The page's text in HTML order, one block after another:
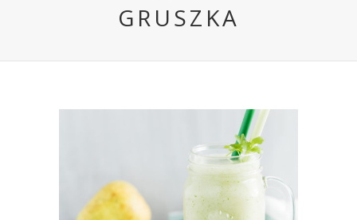
GRUSZKA